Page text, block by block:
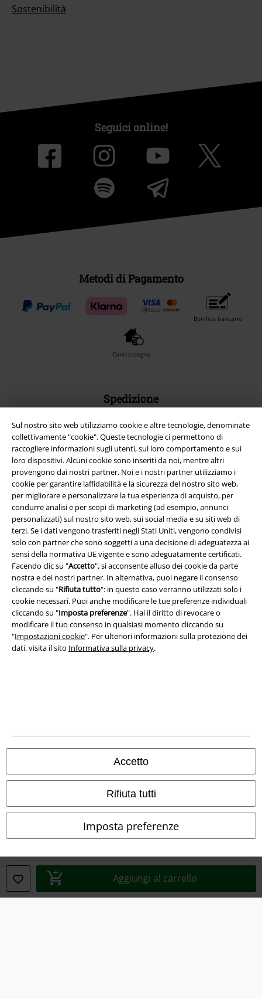
Sul nostro sito web utilizziamo cookie e altre tecnologie, denominate
collettivamente "cookie". Queste tecnologie ci permettono di
raccogliere informazioni sugli utenti, sul loro comportamento e sui
loro dispositivi. Alcuni cookie sono inseriti da noi, mentre altri
provengono dai nostri partner. Noi e i nostri partner utilizziamo i
cookie per garantire laffidabilità e la sicurezza del nostro sito web,
per migliorare e personalizzare la tua esperienza di acquisto, per
condurre analisi e per scopi di marketing (ad esempio, annunci
personalizzati) sul nostro sito web, sui social media e su siti web di
terzi. Se i dati vengono trasferiti negli Stati Uniti, vengono condivisi
solo con partner che sono soggetti a una decisione di adeguatezza ai
sensi della normativa UE vigente e sono adeguatamente certificati.
Facendo clic su "Accetto", si acconsente alluso dei cookie da parte
nostra e dei nostri partner. In alternativa, puoi negare il consenso
cliccando su "Rifiuta tutto": in questo caso verranno utilizzati solo i
cookie necessari. Puoi anche modificare le tue preferenze individuali
cliccando su "Imposta preferenze". Hai il diritto di revocare o
modificare il tuo consenso in qualsiasi momento cliccando su
"Impostazioni cookie". Per ulteriori informazioni sulla protezione dei
dati, visita il sito Informativa sulla privacy.
Accetto
Rifiuta tutti
Imposta preferenze
Aggiungi al carrello
Sostenibilità
Seguici online!
Metodi di Pagamento
Bonifico bancario
Contrassegno
Spedizione
App EMP
Scarica la nuova app di EMP!
A Warner Music Group Company
Termini & Condizioni
Redazione
Legge sulla Privacy
Smaltimento rifiuti e protezione dell’ambiente
Dichiarazione di Conformità
Informazioni sull'accessibilità